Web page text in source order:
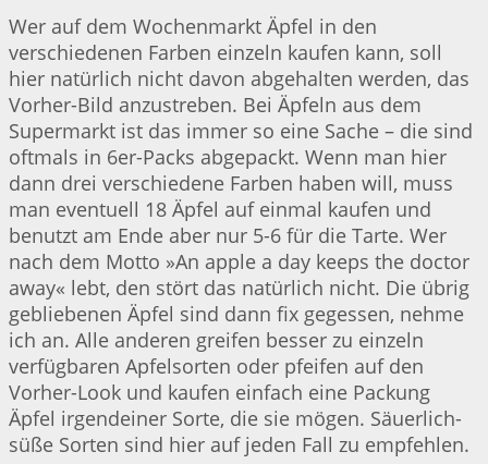
Wer auf dem Wochenmarkt Äpfel in den
verschiedenen Farben einzeln kaufen kann, soll
hier natürlich nicht davon abgehalten werden, das
Vorher-Bild anzustreben. Bei Äpfeln aus dem
Supermarkt ist das immer so eine Sache – die sind
oftmals in 6er-Packs abgepackt. Wenn man hier
dann drei verschiedene Farben haben will, muss
man eventuell 18 Äpfel auf einmal kaufen und
benutzt am Ende aber nur 5-6 für die Tarte. Wer
nach dem Motto »An apple a day keeps the doctor
away« lebt, den stört das natürlich nicht. Die übrig
gebliebenen Äpfel sind dann fix gegessen, nehme
ich an. Alle anderen greifen besser zu einzeln
verfügbaren Apfelsorten oder pfeifen auf den
Vorher-Look und kaufen einfach eine Packung
Äpfel irgendeiner Sorte, die sie mögen. Säuerlich-
süße Sorten sind hier auf jeden Fall zu empfehlen.